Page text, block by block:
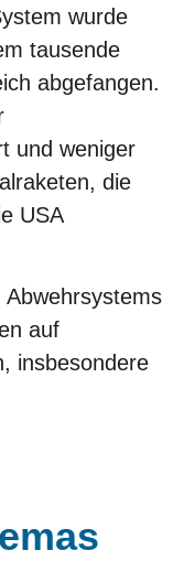
wurde
tausende
abgefangen.
und weniger
die
USA
Abwehrsystems
auf
insbesondere